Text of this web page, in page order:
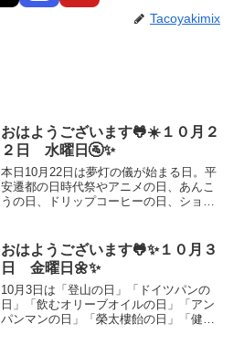
Tacoyakimix
おはようございます🐸☀️１０月２
２日 水曜日🚰✨
本日10月22日は夢灯の儀が始まる日。平
安遷都の日時代祭やアニメの日、あんこ
うの日、ドリップコーヒーの日、ショー
心を整え、モンハンワイルズのハロウィ
ンイベントも楽しみましょう。おすすめ
の過ごし方や豆知識をたっぷり紹介しま
す。
おはようございます🐸✨１０月３
日 金曜日🌼✨
10月3日は「登山の日」「ドイツパンの
日」「飲むオリーブオイルの日」「アン
パンマンの日」「榮太樓飴の日」「健康